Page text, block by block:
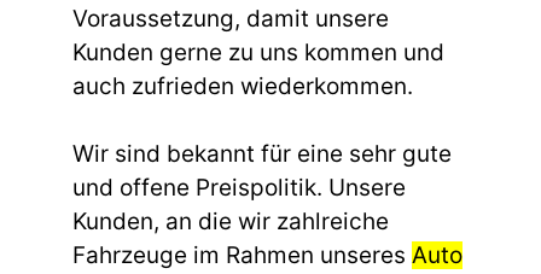
Voraussetzung, damit unsere
Kunden gerne zu uns kommen und
auch zufrieden wiederkommen.
Wir sind bekannt für eine sehr gute
und offene Preispolitik. Unsere
Kunden, an die wir zahlreiche
Fahrzeuge im Rahmen unseres Auto